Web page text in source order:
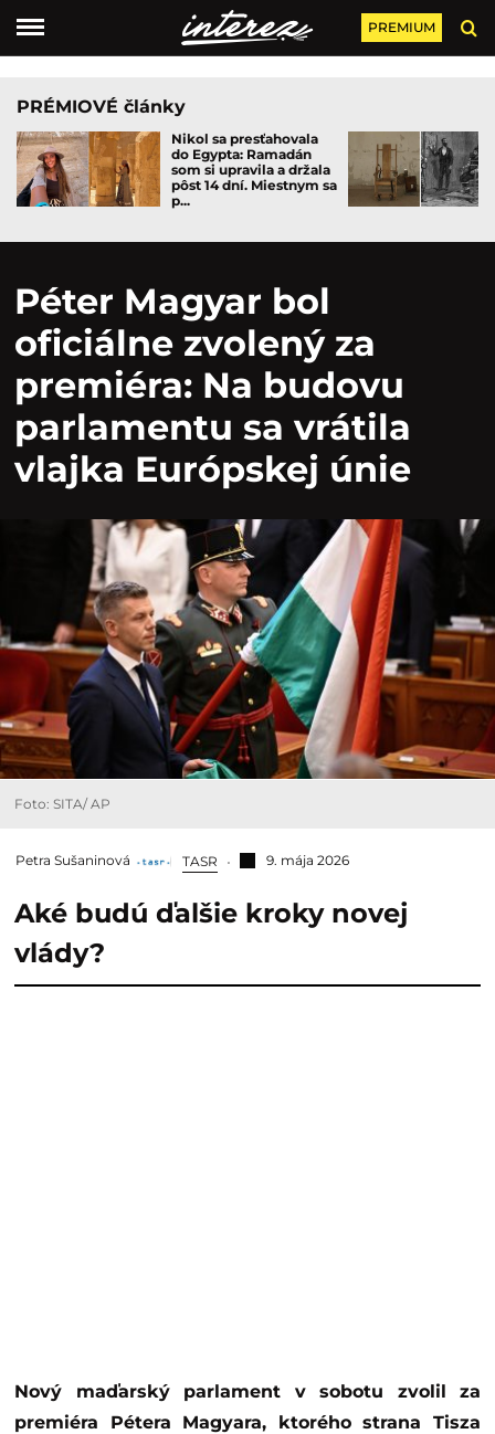
PREMIUM
PRÉMIOVÉ články
Nikol sa presťahovala
do Egypta: Ramadán
som si upravila a držala
pôst 14 dní. Miestnym sa
p...
Péter Magyar bol
oficiálne zvolený za
premiéra: Na budovu
parlamentu sa vrátila
vlajka Európskej únie
Foto: SITA/ AP
Petra Sušaninová TASR 9. mája 2026
Aké budú ďalšie kroky novej
vlády?
Nový maďarský parlament v sobotu zvolil za
premiéra Pétera Magyara, ktorého strana Tisza